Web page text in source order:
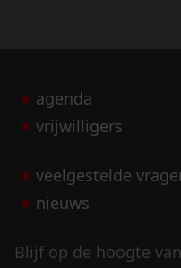
agenda
vrijwilligers
veelgestelde
nieuws
Blijf op de hoogte